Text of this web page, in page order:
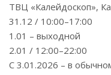
ТВЦ «Калейдоскоп»,
31.12 / 10:00–17:00
1.01 – выходной
2.01 / 12:00–22:00
С 3.01.2026 – в